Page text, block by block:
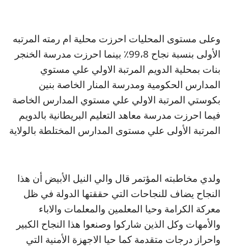
وعلى مستوى المحليات احرزت محلية ام رمته المرتبه
الأولى بنسبة نجاح 99،8٪ بينما احرزت مدرسة الخنجر
بنات بمحلية الدويم المرتبة الاولي علي مستوي
المدارس الحكومية ومدرسة المنار الخاصة بنين
بكوستي المرتبة الاولي علي مستوي المدارس الخاصة
فيما احرزت مدرسة معاهد التعليم البريطانية بالدويم
المرتبة الأولى علي مستوى المدارس المختلطة بالولاية
ولدي مخاطبته المؤتمر قال والي النيل الأبيض أن هذا
النجاح يضاف للنجاحات التي حققتها الدولة في ظل
معركة الكرامة وحيا المعلمين والمعلمات والاباء
والأمهات وكل الذين شاركوا وصنعوا هذا النجاح الكبير
واحراز درجات متقدمة كما حيا الاجهزة الأمنية التي